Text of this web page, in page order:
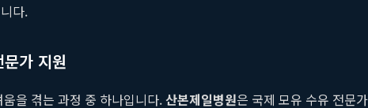
다.
가 지원
을 겪는 과정 중 하나입니다. 산본제일병원은 국제 모유 수유 전문